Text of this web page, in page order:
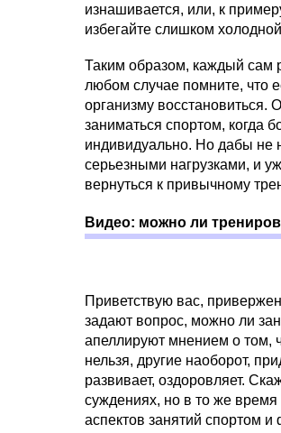
изнашивается, или, к
избегайте слишком
Таким образом, каждый сам
любом случае помните, что
организму восстановиться.
заниматься спортом, когда
индивидуально. Но дабы не
серьезными нагрузками, и
вернуться к привычному
Видео: можно ли
Приветствую вас,
задают вопрос, можно ли
апеллируют мнением о том,
нельзя, другие наоборот,
развивает, оздоровляет.
суждениях, но в то же время
аспектов занятий спортом и